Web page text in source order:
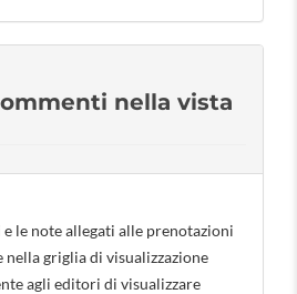
nella vista
le note allegati alle prenotazioni
griglia di visualizzazione
agli editori di visualizzare